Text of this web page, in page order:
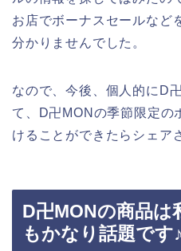
お店でボーナスセールなど
分かりませんでした。
なので、今後、個人的にD
て、D卍MONの季節限定の
けることができたらシェア
D卍MONの商品は
もかなり話題です♪